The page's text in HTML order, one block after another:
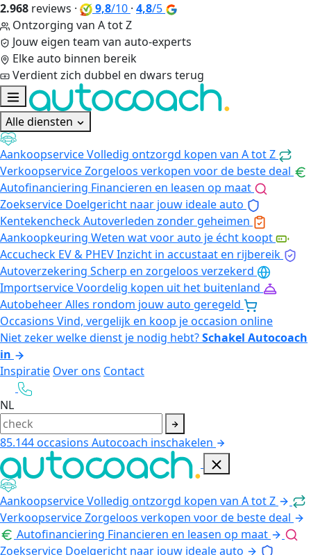
2.968 reviews · 9,8/10 · 4,8/5
Ontzorging van A tot Z
Jouw eigen team van auto-experts
Elke auto binnen bereik
Verdient zich dubbel en dwars terug
Alle diensten
AankoopserviceVolledig ontzorgd kopen van A tot Z
VerkoopserviceZorgeloos verkopen voor de beste deal
Autofinanciering Financieren en leasen op maat
Zoekservice Doelgericht naar jouw ideale auto
KentekencheckAutoverleden zonder geheimen
Aankoopkeuring Weten wat voor auto je écht koopt
Accucheck EV & PHEVInzicht in accustaat en rijbereik
Autoverzekering Scherp en zorgeloos verzekerd
ImportserviceVoordelig kopen uit het buitenland
AutobeheerAlles rondom jouw auto geregeld
Occasions Vind, vergelijk en koop je occasion online
Niet zeker welke dienst je nodig hebt?Schakel Autocoach
in
Inspiratie Over ons Contact
NL
85.144occasions Autocoach inschakelen
AankoopserviceVolledig ontzorgd kopen van A tot Z
VerkoopserviceZorgeloos verkopen voor de beste deal
Autofinanciering Financieren en leasen op maat
Zoekservice Doelgericht naar jouw ideale auto